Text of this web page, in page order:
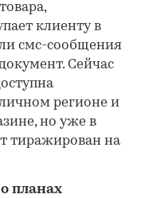
клиенту в
смс-сообщения
Сейчас
регионе и
но уже в
тиражирован на
планах